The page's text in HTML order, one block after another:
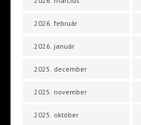
2026. február
2026. január
2025. december
2025. november
2025. október